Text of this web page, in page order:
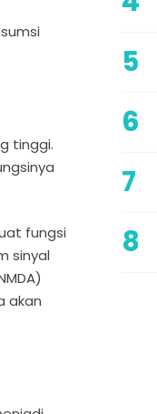
tinggi.
fungsi
sinyal
akan